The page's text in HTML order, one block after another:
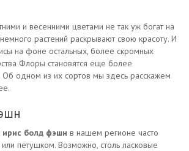
и весенними цветами не так уж богат на
растений раскрывают свою красоту. И
на фоне остальных, более скромных
Флоры становятся еще более
Об одном из их сортов мы здесь расскажем
ирис болд фэшн в нашем регионе часто
петушком. Возможно, столь ласковые